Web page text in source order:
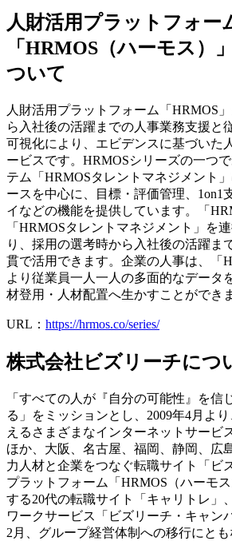
人財活用プラットフォー
「HRMOS（ハーモス）
ついて
人財活用プラットフォーム「HRMOS
ら入社後の活躍までの人事業務支援と
可視化により、エビデンスに基づいた
ービスです。HRMOSシリーズの一つ
テム「HRMOSタレントマネジメント
ースを中心に、目標・評価管理、1on1
イなどの機能を提供しています。「
「HRMOSタレントマネジメント」を
り、採用の選考時から入社後の活躍ま
貫で活用できます。企業の人事は、「
より従業員一人一人の多面的なデータ
材登用・人材配置へ生かすことができ
URL： https://hrmos.co/series/
株式会社ビズリーチにつ
「すべての人が『自分の可能性』を信
る」をミッションとし、2009年4月よ
えるさまざまなインターネットサービ
ほか、大阪、名古屋、福岡、静岡、広
力人材と企業をつなぐ転職サイト「ビ
プラットフォーム「HRMOS（ハーモ
する20代の転職サイト「キャリトレ」
ワークサービス「ビズリーチ・キャン
2月、グループ経営体制への移行にと